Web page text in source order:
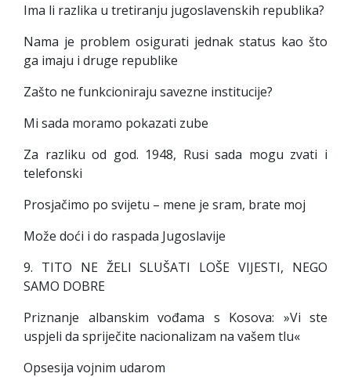
Ima li razlika u tretiranju jugoslavenskih republika?
Nama je problem osigurati jednak status kao što
ga imaju i druge republike
Zašto ne funkcioniraju savezne institucije?
Mi sada moramo pokazati zube
Za razliku od god. 1948, Rusi sada mogu zvati i
telefonski
Prosjačimo po svijetu – mene je sram, brate moj
Može doći i do raspada Jugoslavije
9. TITO NE ŽELI SLUŠATI LOŠE VIJESTI, NEGO
SAMO DOBRE
Priznanje albanskim vođama s Kosova: »Vi ste
uspjeli da spriječite nacionalizam na vašem tlu«
Opsesija vojnim udarom